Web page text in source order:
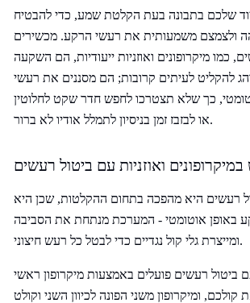
שלכם בתבונה בעת הקלטת שמע, כדי להבטיח
ולצמצם משמעותית את רעשי הרקע. מכשירים
כמו מיקרופונים ואוזניות ייעודיות, הם השקעה
להקליט לעיתים קרובות; הם מסננים את רעשי
כך שלא תצטרכו לחפש חדר שקט לחלוטין
או לבזבז זמן בניסיון לתמלל אודיו לא ברור.
ואוזניות עם ביטול רעשים
רעשים היא מהפכה בתחום ההקלטות, שכן היא
באופן אוטומטי - המערכת מנתחת את הסביבה
ומייצרת גלי קול נגדיים כדי לבטל כל רעש חיצוני.
ביטול רעשים פועלים באמצעות מיקרופון ראשי
ומיקרופון משני הפונה לכיוון השני וקולט